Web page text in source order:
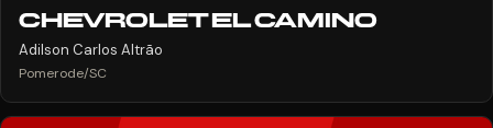
CHEVROLET EL CAMINO
Adilson Carlos Altrão
Pomerode/SC